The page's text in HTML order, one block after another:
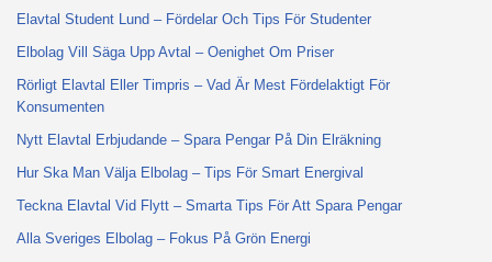
Elavtal Student Lund – Fördelar Och Tips För Studenter
Elbolag Vill Säga Upp Avtal – Oenighet Om Priser
Rörligt Elavtal Eller Timpris – Vad Är Mest Fördelaktigt För
Konsumenten
Nytt Elavtal Erbjudande – Spara Pengar På Din Elräkning
Hur Ska Man Välja Elbolag – Tips För Smart Energival
Teckna Elavtal Vid Flytt – Smarta Tips För Att Spara Pengar
Alla Sveriges Elbolag – Fokus På Grön Energi